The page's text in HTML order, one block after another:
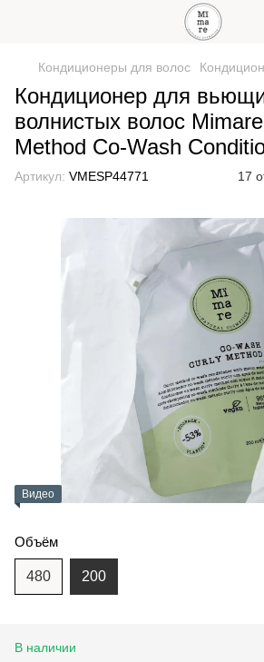
Кондиционеры для волос
Кондиционер для
волнистых волос
Method Co-Wash
Артикул: VMESP44771 17
Видео
Объём
480 200
В наличии